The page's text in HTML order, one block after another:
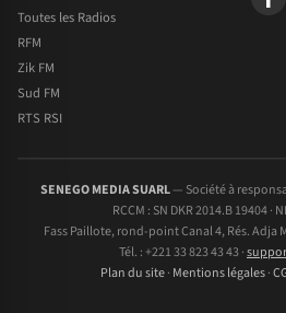
Toutes les Radios
RFM
Zik FM
Sud FM
RTS RSI
SENEGO MEDIA SUARL— Société à
RCCM : SN DKR 2014.B 19404 ·
Fass Paillote, rond-point Canal 4, Rés. Adja
Tél. : +221 33 823 43 43 ·
Plan du site· Mentions légales·